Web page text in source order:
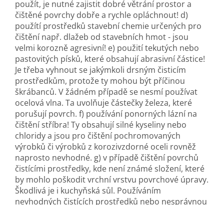
použít, je nutné zajistit dobré větrání prostor a
čištěné povrchy dobře a rychle opláchnout! d)
použítí prostředků stavební chemie určených pro
čištění např. dlažeb od stavebních hmot - jsou
velmi korozně agresivní! e) použití tekutých nebo
pastovitých písků, které obsahují abrasivní částice!
Je třeba vyhnout se jakýmkoli drsným čisticím
prostředkům, protože ty mohou být příčinou
škrábanců. V žádném případě se nesmí používat
ocelová vlna. Ta uvolňuje částečky železa, které
porušují povrch. f) používání ponorných lázní na
čištění stříbra! Ty obsahují silné kyseliny nebo
chloridy a jsou pro čištění pochromovaných
výrobků či výrobků z korozivzdorné oceli rovněž
naprosto nevhodné. g) v případě čištění povrchů
čistícími prostředky, kde není známé složení, které
by mohlo poškodit vrchní vrstvu povrchové úpravy.
Škodlivá je i kuchyňská sůl. Používáním
nevhodných čistících prostředků nebo nesprávnou